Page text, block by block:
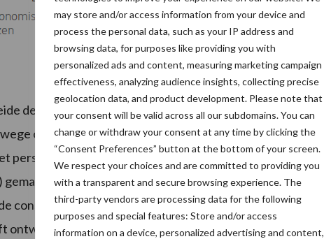
may store and/or access information from your device and
process the personal data, such as your IP address and
browsing data, for purposes like providing you with
personalized ads and content, measuring marketing campaign
effectiveness, analyzing audience insights, collecting precise
geolocation data, and product development. Please note that
your consent will be valid across all our subdomains. You can
change or withdraw your consent at any time by clicking the
“Consent Preferences” button at the bottom of your screen.
We respect your choices and are committed to providing you
with a transparent and secure browsing experience. The
third-party vendors are processing data for the following
purposes and special features: Store and/or access
information on a device, personalized advertising and content,
de agrarische sector weer in 2019. De lange termijn
opgelegde fosfaat- en andere plafonds waarschijnlijk
perspectief ondanks risico’s (stikstofbeleid,
positief. We verwachten voor 2020 een
consumptievraag zich in Nederland en de ons
ontwikkelen, wat bijvoorbeeld voor de sierteelt goed